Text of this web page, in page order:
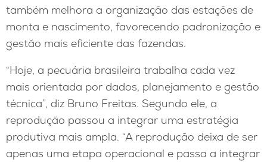
também melhora a organização das estações de
monta e nascimento, favorecendo padronização e
gestão mais eficiente das fazendas.
“Hoje, a pecuária brasileira trabalha cada vez
mais orientada por dados, planejamento e gestão
técnica”, diz Bruno Freitas. Segundo ele, a
reprodução passou a integrar uma estratégia
produtiva mais ampla. “A reprodução deixa de ser
apenas uma etapa operacional e passa a integrar